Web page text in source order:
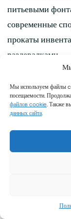
Мы используем файлы
посещаемости.
файлов cookie. Также
данных сайта.
питьевыми
современные
прокаты
раздевалками.
Travel Point
своей
волжской
материал
путеводитель
чтобы узнать,
заслуживает
Еда в
часть